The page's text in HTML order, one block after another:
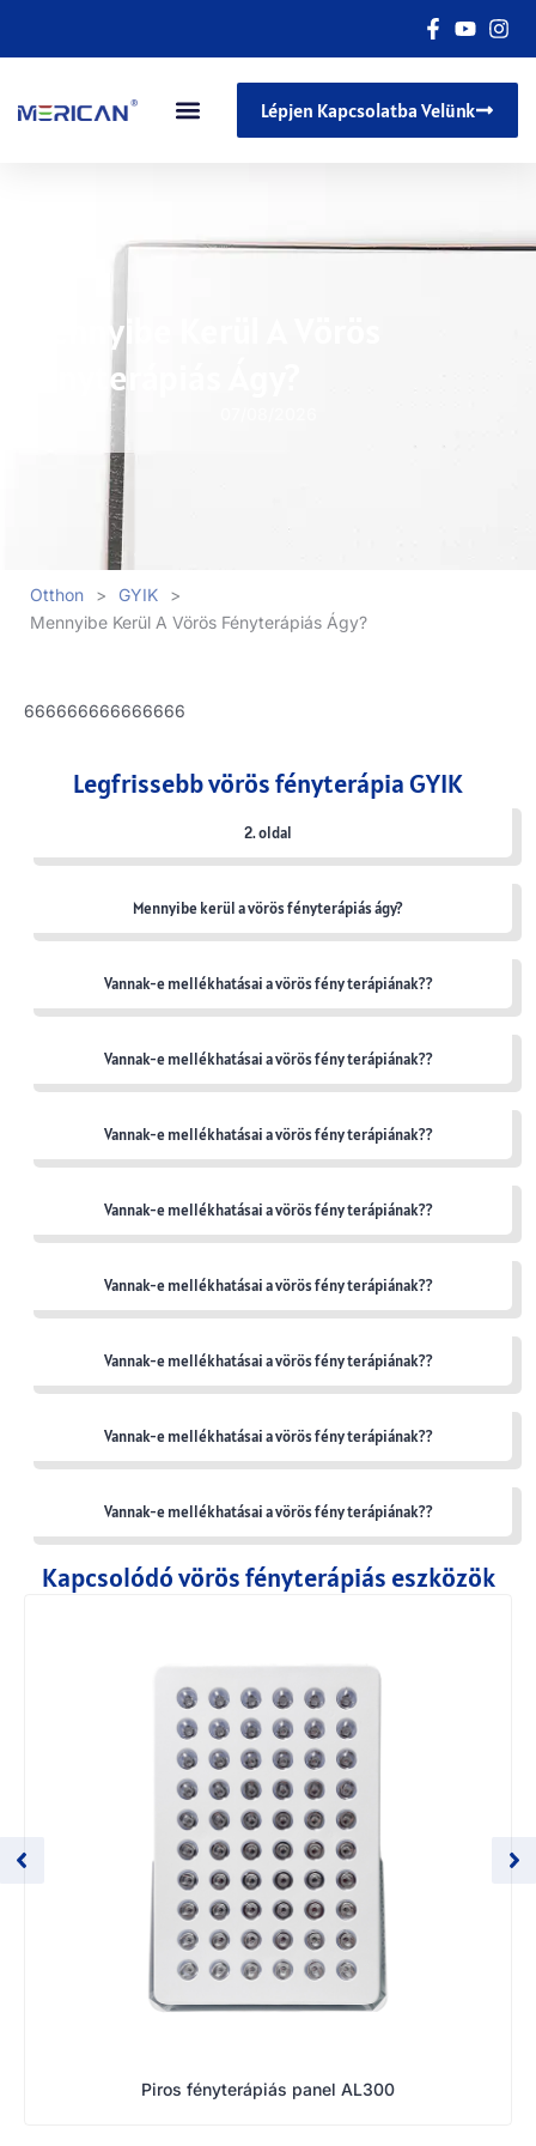
Lépjen Kapcsolatba Velünk
Mennyibe Kerül A Vörös
Fényterápiás Ágy?
Otthon > GYIK
>
Mennyibe Kerül A Vörös Fényterápiás Ágy?
666666666666666
Legfrissebb vörös fényterápia GYIK
2. oldal
Mennyibe kerül a vörös fényterápiás ágy?
Vannak-e mellékhatásai a vörös fény terápiának??
Vannak-e mellékhatásai a vörös fény terápiának??
Vannak-e mellékhatásai a vörös fény terápiának??
Vannak-e mellékhatásai a vörös fény terápiának??
Vannak-e mellékhatásai a vörös fény terápiának??
Vannak-e mellékhatásai a vörös fény terápiának??
Vannak-e mellékhatásai a vörös fény terápiának??
Vannak-e mellékhatásai a vörös fény terápiának??
Kapcsolódó vörös fényterápiás eszközök
Piros fényterápiás panel AL300